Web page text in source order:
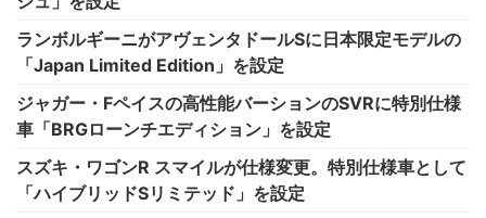
ランボルギーニがアヴェンタドールSに日本限定モデルの
「Japan Limited Edition」を設定
ジャガー・Fペイスの高性能バーションのSVRに特別仕様
車「BRGローンチエディション」を設定
スズキ・ワゴンR スマイルが仕様変更。特別仕様車として
「ハイブリッドSリミテッド」を設定